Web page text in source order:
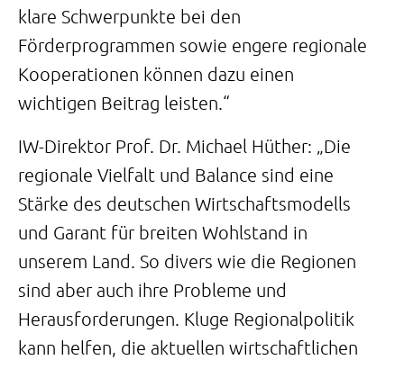
klare Schwerpunkte bei den
Förderprogrammen sowie engere regionale
Kooperationen können dazu einen
wichtigen Beitrag leisten.“
IW-Direktor Prof. Dr. Michael Hüther: „Die
regionale Vielfalt und Balance sind eine
Stärke des deutschen Wirtschaftsmodells
und Garant für breiten Wohlstand in
unserem Land. So divers wie die Regionen
sind aber auch ihre Probleme und
Herausforderungen. Kluge Regionalpolitik
kann helfen, die aktuellen wirtschaftlichen